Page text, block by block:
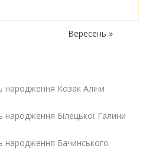
Вересень »
народження Козак Аліни
народження Білецької Галини
народження Бачинського